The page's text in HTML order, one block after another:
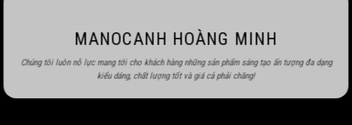
MANOCANH HOÀNG MINH
Chúng tôi luôn nỗ lực mang tới cho khách hàng những sản phẩm sáng tạo ấn tượng đa dạng
kiểu dáng, chất lượng tốt và giá cả phải chăng!